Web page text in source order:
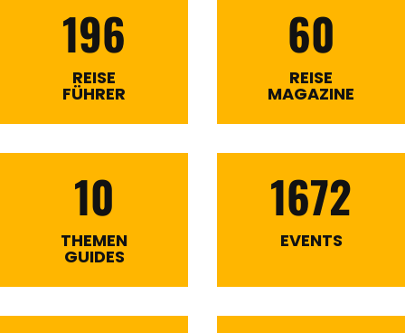
196
REISE
FÜHRER
60
REISE
MAGAZINE
10
THEMEN
GUIDES
1672
EVENTS